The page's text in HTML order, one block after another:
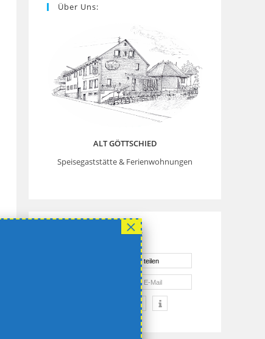
Über Uns:
ALT GÖTTSCHIED
Speisegaststätte & Ferienwohnungen
Diesen Inhalt Teilen:
teilen
E-Mail